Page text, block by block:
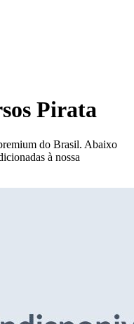
Pirata
do Brasil. Abaixo
à nossa